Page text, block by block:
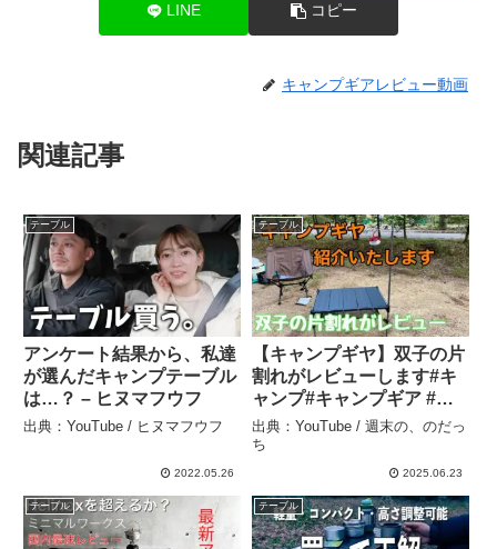
LINE コピー
キャンプギアレビュー動画
関連記事
テーブル
アンケート結果から、私達
が選んだキャンプテーブル
は…？ – ヒヌマフウフ
出典：YouTube / ヒヌマフウフ
2022.05.26
テーブル
【キャンプギヤ】双子の片
割れがレビューします#キ
ャンプ#キャンプギア #キ
ャンプ好きと繋がりたい #
テーブル – 週末の、のだっ
出典：YouTube / 週末の、のだっ
ち
2025.06.23
テーブル テーブル